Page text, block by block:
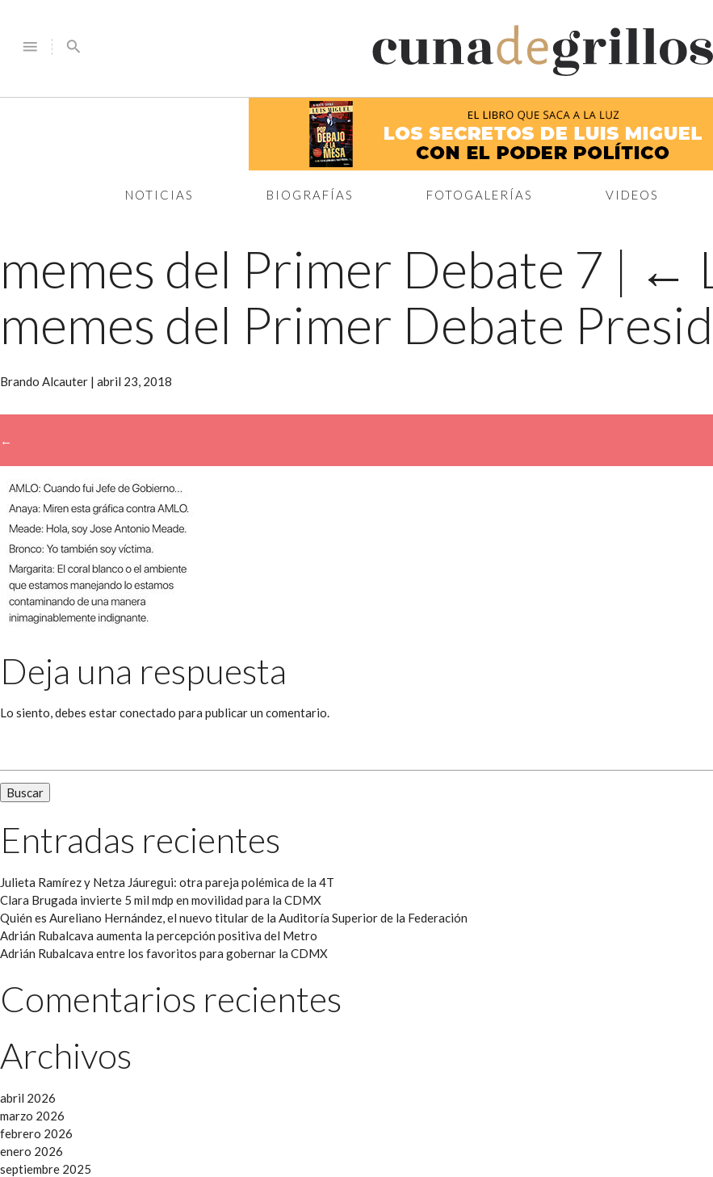
menu search
NOTICIAS BIOGRAFÍAS FOTOGALERÍAS VIDEOS
memes del Primer Debate 7 | ←
memes del Primer Debate
Brando Alcauter | abril 23, 2018
←
→
Deja una respuesta
Lo siento, debes estarconectado para publicar un comentario.
Entradas recientes
Julieta Ramírez y Netza Jáuregui: otra pareja polémica de la 4T
Clara Brugada invierte 5 mil mdp en movilidad para la CDMX
Quién es Aureliano Hernández, el nuevo titular de la Auditoría Superior de la Federación
Adrián Rubalcava aumenta la percepción positiva del Metro
Adrián Rubalcava entre los favoritos para gobernar la CDMX
Comentarios recientes
Archivos
abril 2026
marzo 2026
febrero 2026
enero 2026
septiembre 2025